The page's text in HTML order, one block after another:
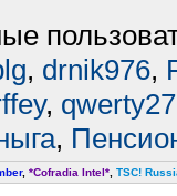
, drnik976,
, qwerty27
,
, *Cofradia Intel* TSC!